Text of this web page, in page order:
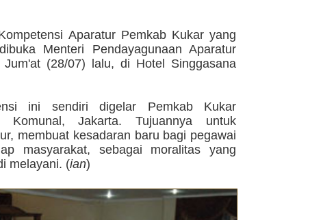
Aparatur Pemkab Kukar yang
Menteri Pendayagunaan Aparatur
(28/07) lalu, di Hotel Singgasana
ini sendiri digelar Pemkab Kukar
Komunal, Jakarta. Tujuannya untuk
membuat kesadaran baru bagi pegawai
masyarakat, sebagai moralitas yang
melayani. (ian)